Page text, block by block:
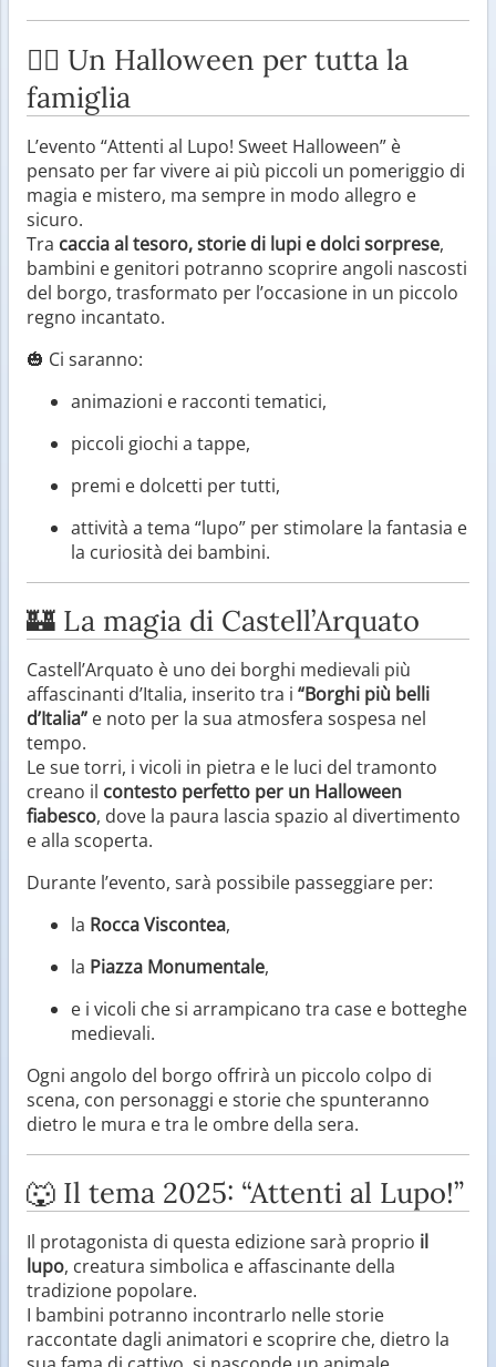
🧛‍♀️ Un Halloween per tutta la
famiglia
L’evento “Attenti al Lupo! Sweet Halloween” è
pensato per far vivere ai più piccoli un pomeriggio di
magia e mistero, ma sempre in modo allegro e
sicuro.
Tra caccia al tesoro, storie di lupi e dolci sorprese,
bambini e genitori potranno scoprire angoli nascosti
del borgo, trasformato per l’occasione in un piccolo
regno incantato.
🎃 Ci saranno:
animazioni e racconti tematici,
piccoli giochi a tappe,
premi e dolcetti per tutti,
attività a tema “lupo” per stimolare la fantasia e
la curiosità dei bambini.
🏰 La magia di Castell’Arquato
Castell’Arquato è uno dei borghi medievali più
affascinanti d’Italia, inserito tra i “Borghi più belli
d’Italia” e noto per la sua atmosfera sospesa nel
tempo.
Le sue torri, i vicoli in pietra e le luci del tramonto
creano il contesto perfetto per un Halloween
fiabesco, dove la paura lascia spazio al divertimento
e alla scoperta.
Durante l’evento, sarà possibile passeggiare per:
la Rocca Viscontea,
la Piazza Monumentale,
e i vicoli che si arrampicano tra case e botteghe
medievali.
Ogni angolo del borgo offrirà un piccolo colpo di
scena, con personaggi e storie che spunteranno
dietro le mura e tra le ombre della sera.
🐺 Il tema 2025: “Attenti al Lupo!”
Il protagonista di questa edizione sarà proprio il
lupo, creatura simbolica e affascinante della
tradizione popolare.
I bambini potranno incontrarlo nelle storie
raccontate dagli animatori e scoprire che, dietro la